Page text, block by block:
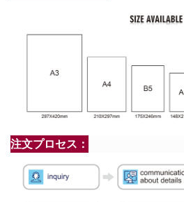
注文プロセス：